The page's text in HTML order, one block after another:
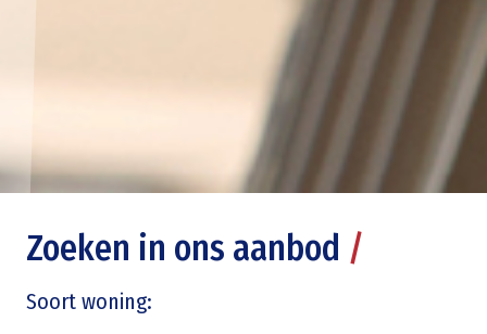
Zoeken in ons aanbod /
Soort woning: